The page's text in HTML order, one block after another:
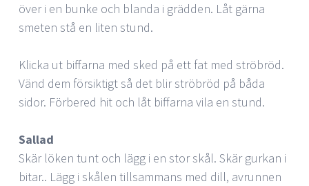
över i en bunke och blanda i grädden. Låt gärna
smeten stå en liten stund.
Klicka ut biffarna med sked på ett fat med ströbröd.
Vänd dem försiktigt så det blir ströbröd på båda
sidor. Förbered hit och låt biffarna vila en stund.
Sallad
Skär löken tunt och lägg i en stor skål. Skär gurkan i
bitar.. Lägg i skålen tillsammans med dill, avrunnen